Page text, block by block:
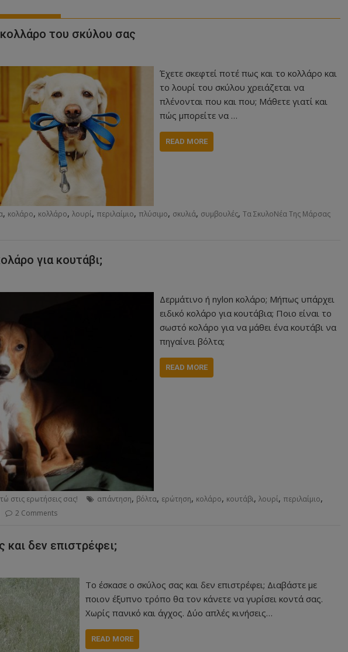
του σκύλου σας
Έχετε σκεφτεί ποτέ πως και το κολλάρο και
το λουρί του σκύλου χρειάζεται να
πλένονται που και που; Μάθετε γιατί και
πώς μπορείτε να …
READ MORE
, κολάρο, κολλάρο, λουρί, περιλαίμιο, πλύσιμο, σκυλιά, συμβουλές, Τα ΣκυλοΝέα Της Μάρσας
για κουτάβι;
Δερμάτινο ή nylon κολάρο; Μήπως υπάρχει
ειδικό κολάρο για κουτάβια; Ποιο είναι το
σωστό κολάρο για να μάθει ένα κουτάβι να
πηγαίνει βόλτα;
READ MORE
στις ερωτήσεις σας! απάντηση, βόλτα, ερώτηση, κολάρο, κουτάβι, λουρί, περιλαίμιο,
2 Comments
και δεν επιστρέφει;
Το έσκασε ο σκύλος σας και δεν επιστρέφει; Διαβάστε με
ποιον έξυπνο τρόπο θα τον κάνετε να γυρίσει κοντά σας.
Χωρίς πανικό και άγχος. Δύο απλές κινήσεις…
READ MORE